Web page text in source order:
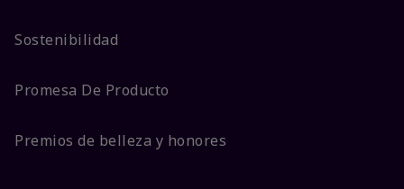
Sostenibilidad
Promesa De Producto
Premios de belleza y honores